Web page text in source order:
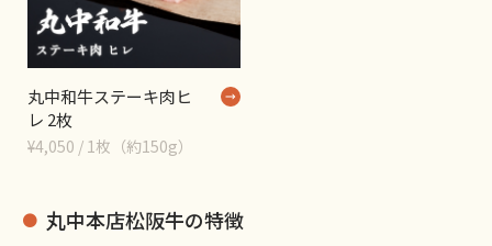
丸中和牛ステーキ肉ヒ
レ 2枚
¥4,050 / 1枚（約150g）
丸中本店松阪牛の特徴